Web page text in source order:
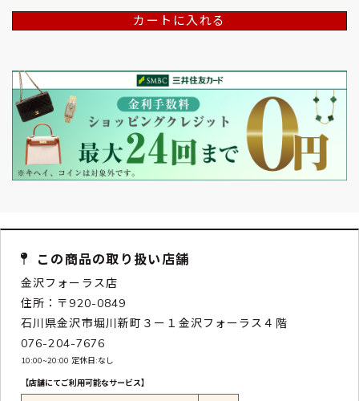
カートに入れる
この商品の取り扱い店舗
金沢フォーラス店
住所：〒920-0849
石川県金沢市堀川新町３ー１金沢フォーラス４階
076-204-7676
10:00~20:00 定休日:なし
【店舗にてご利用可能なサービス】